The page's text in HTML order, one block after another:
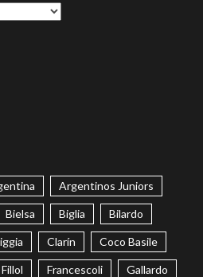
Argentinos Juniors
Bielsa Biglia Bilardo
Clarín Coco Basile
Fillol Francescoli Gallardo